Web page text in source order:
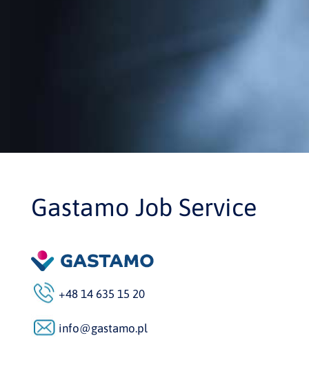
Gastamo Job Service
+48 14 635 15 20
info@gastamo.pl